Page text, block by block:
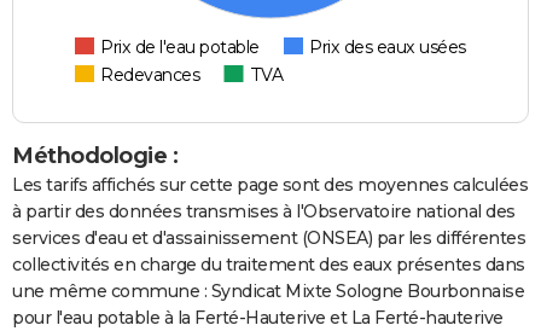
Prix de l'eau potable
Prix des eaux usées
Redevances
TVA
Méthodologie :
Les tarifs affichés sur cette page sont des moyennes calculées
à partir des données transmises à l'Observatoire national des
services d'eau et d'assainissement (ONSEA) par les différentes
collectivités en charge du traitement des eaux présentes dans
une même commune : Syndicat Mixte Sologne Bourbonnaise
pour l'eau potable à la Ferté-Hauterive et La Ferté-hauterive